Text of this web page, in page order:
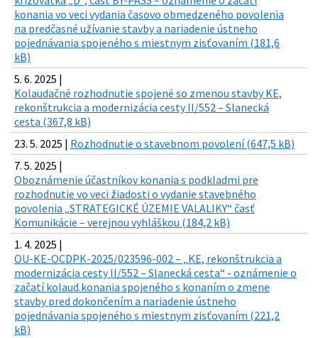
konania vo veci vydania časovo obmedzeného povolenia
na predčasné užívanie stavby a nariadenie ústneho
pojednávania spojeného s miestnym zisťovaním (181,6
kB)
5. 6. 2025 |
Kolaudačné rozhodnutie spojené so zmenou stavby KE,
rekonštrukcia a modernizácia cesty II/552 – Slanecká
cesta (367,8 kB)
23. 5. 2025 | Rozhodnutie o stavebnom povolení (647,5 kB)
7. 5. 2025 |
Oboznámenie účastníkov konania s podkladmi pre
rozhodnutie vo veci žiadosti o vydanie stavebného
povolenia „STRATEGICKÉ ÚZEMIE VALALIKY“ časť
Komunikácie – verejnou vyhláškou (184,2 kB)
1. 4. 2025 |
OU-KE-OCDPK-2025/023596-002 – „KE, rekonštrukcia a
modernizácia cesty II/552 – Slanecká cesta“ - oznámenie o
začatí kolaud.konania spojeného s konaním o zmene
stavby pred dokončením a nariadenie ústneho
pojednávania spojeného s miestnym zisťovaním (221,2
kB)